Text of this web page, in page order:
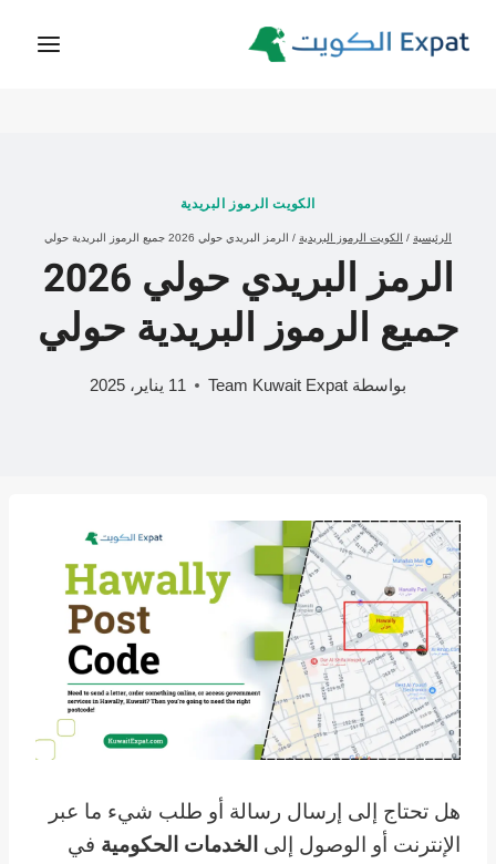
إلى
الكويت الرموز البريدية
الرئيسية / الكويت الرموز البريدية / الرمز البريدي حولي 2026 جميع الرموز البريدية حولي
الرمز البريدي حولي 2026
جميع الرموز البريدية حولي
بواسطة Team Kuwait Expat 11 يناير، 2025
هل تحتاج إلى إرسال رسالة أو طلب شيء ما عبر
الإنترنت أو الوصول إلى الخدمات الحكومية في